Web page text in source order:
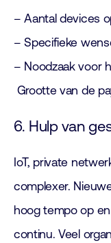
– Aantal devices
– Specifieke
– Noodzaak voor
Grootte van de
6. Hulp van
IoT, private
complexer.
hoog tempo op
continu. Veel